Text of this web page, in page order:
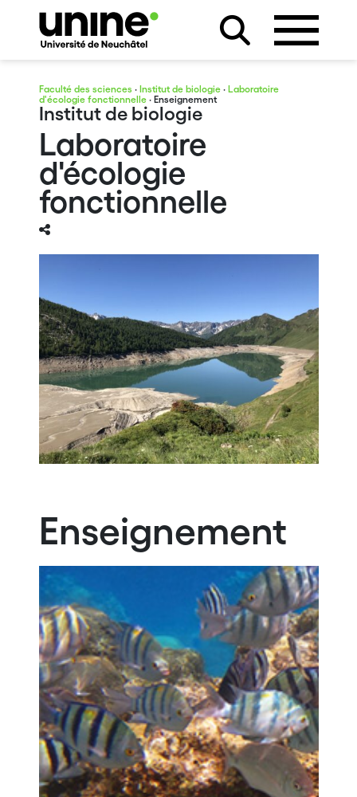
Faculté des sciences · Institut de biologie· Laboratoire
d'écologie fonctionnelle· Enseignement
Institut de biologie
Laboratoire
d'écologie
fonctionnelle
Enseignement